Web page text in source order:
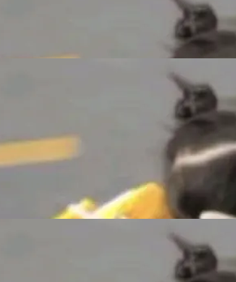
言识别覆盖粤语、吴语
个问题 为避免音频加
格式将被拒绝 修复了 C
在的问题 如果表单中
树中，则它们将不再关
他利用 AI 工具（如 Co
正式发版的 PG 19，则
PG 18 Beta1 时间点
样交由 AI 分析提炼。
人满意。这一方法也为
踪新版本的思路。
工作、家务、社交生活
这是 libexpat 维护者 S
客里的话。8 月 4 日，
2026 年 8 月 1 日起，
了，最长 6 个月。发
，具体更新内容如
包含多项增强功能：